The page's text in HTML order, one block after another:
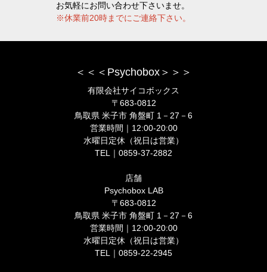
お気軽にお問い合わせ下さいませ。
※休業前20時までにご連絡下さい。
＜＜＜Psychobox＞＞＞
有限会社サイコボックス
〒683-0812
鳥取県 米子市 角盤町 1－27－6
営業時間｜12:00-20:00
水曜日定休（祝日は営業）
TEL｜0859-37-2882
店舗
Psychobox LAB
〒683-0812
鳥取県 米子市 角盤町 1－27－6
営業時間｜12:00-20:00
水曜日定休（祝日は営業）
TEL｜0859-22-2945